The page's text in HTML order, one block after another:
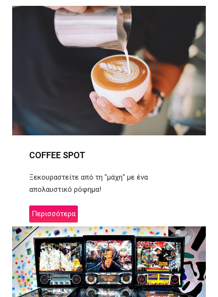
COFFEE SPOT
Ξεκουραστείτε από τη "μάχη" με ένα
απολαυστικό ρόφημα!
Περισσότερα